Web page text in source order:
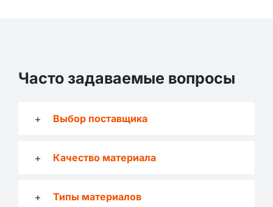
Часто задаваемые вопросы
Выбор поставщика
Качество материала
Типы материалов